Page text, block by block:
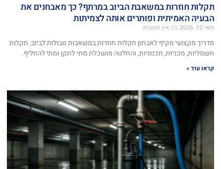
תקלות חוזרות במשאבת הביוב במרתף? כך מאבחנים את
הבעיה האמיתית ופותרים אותה לצמיתות
מאי 12, 2026 אין תגובות
מדריך מקצועי מקיף לאבחון תקלות חוזרות במשאבות טבולות לביוב: תקלות
חשמליות, מכניות, תכנוניות, והחלטה מושכלת מתי לתקן ומתי להחליף.
קראו עוד »